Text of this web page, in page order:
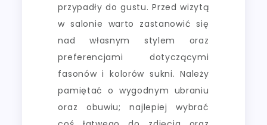
przypadły do gustu. Przed wizytą
w salonie warto zastanowić się
nad własnym stylem oraz
preferencjami dotyczącymi
fasonów i kolorów sukni. Należy
pamiętać o wygodnym ubraniu
oraz obuwiu; najlepiej wybrać